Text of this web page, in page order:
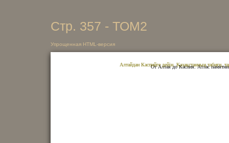
Стр. 357 - ТОМ2
Упрощенная HTML-версия
От Алтая до Каспия. Атлас
Алтайдан Каспийге дейін. Қазақстанның табиғи,